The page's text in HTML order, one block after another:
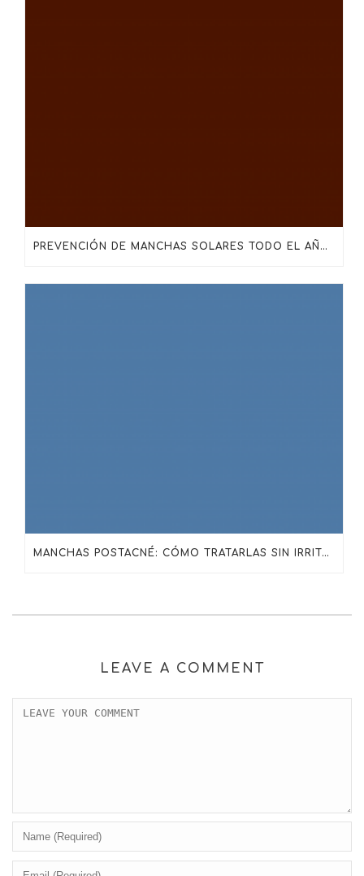
PREVENCIÓN DE MANCHAS SOLARES TODO EL AÑO: MÁS ALLÁ DEL PROTECTOR SOLAR
MANCHAS POSTACNÉ: CÓMO TRATARLAS SIN IRRITAR LA PIEL CON SKINCEUTICALS
LEAVE A COMMENT